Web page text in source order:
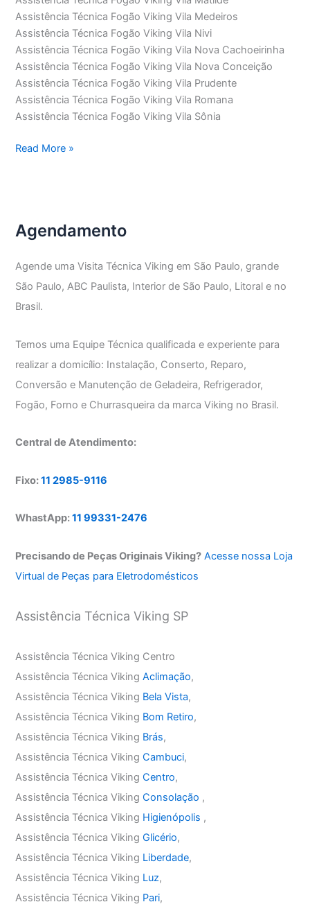
Assistência Técnica Fogão Viking Vila Medeiros
Assistência Técnica Fogão Viking Vila Nivi
Assistência Técnica Fogão Viking Vila Nova Cachoeirinha
Assistência Técnica Fogão Viking Vila Nova Conceição
Assistência Técnica Fogão Viking Vila Prudente
Assistência Técnica Fogão Viking Vila Romana
Assistência Técnica Fogão Viking Vila Sônia
Assistência
Read More »
Agendamento
Agende uma Visita Técnica Viking em São Paulo, grande
São Paulo, ABC Paulista, Interior de São Paulo, Litoral e no
Brasil.
Temos uma Equipe Técnica qualificada e experiente para
realizar a domicílio: Instalação, Conserto, Reparo,
Conversão e Manutenção de Geladeira, Refrigerador,
Fogão, Forno e Churrasqueira da marca Viking no Brasil.
Central de Atendimento:
Fixo:11 2985-9116
WhastApp:11 99331-2476
Precisando de Peças Originais Viking? Acesse nossa Loja
Virtual de Peças para Eletrodomésticos
Assistência Técnica Viking SP
Assistência Técnica Viking Centro
Assistência Técnica VikingAclimação,
Assistência Técnica Viking Bela Vista,
Assistência Técnica Viking Bom Retiro,
Assistência Técnica Viking Brás,
Assistência Técnica VikingCambuci,
Assistência Técnica VikingCentro,
Assistência Técnica VikingConsolação ,
Assistência Técnica Viking Higienópolis ,
Assistência Técnica VikingGlicério,
Assistência Técnica Viking Liberdade,
Assistência Técnica Viking Luz,
Assistência Técnica Viking Pari,